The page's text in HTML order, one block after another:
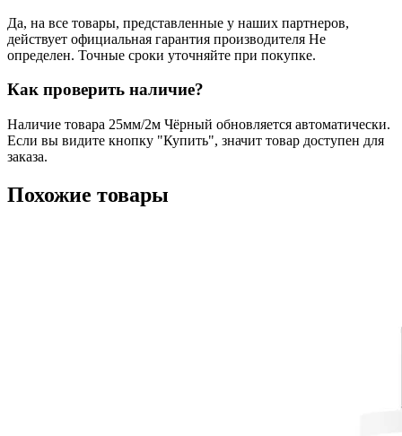
Да, на все товары, представленные у наших партнеров,
действует официальная гарантия производителя Не
определен. Точные сроки уточняйте при покупке.
Как проверить наличие?
Наличие товара 25мм/2м Чёрный обновляется автоматически.
Если вы видите кнопку "Купить", значит товар доступен для
заказа.
Похожие товары